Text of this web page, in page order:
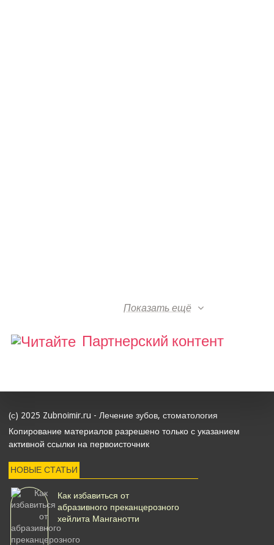
Показать ещё
Партнерский контент
(с) 2025 Zubnoimir.ru - Лечение зубов, стоматология
Копирование материалов разрешено только с указанием
активной ссылки на первоисточник
НОВЫЕ СТАТЬИ
Как избавиться от
абразивного преканцерозного
хейлита Манганотти